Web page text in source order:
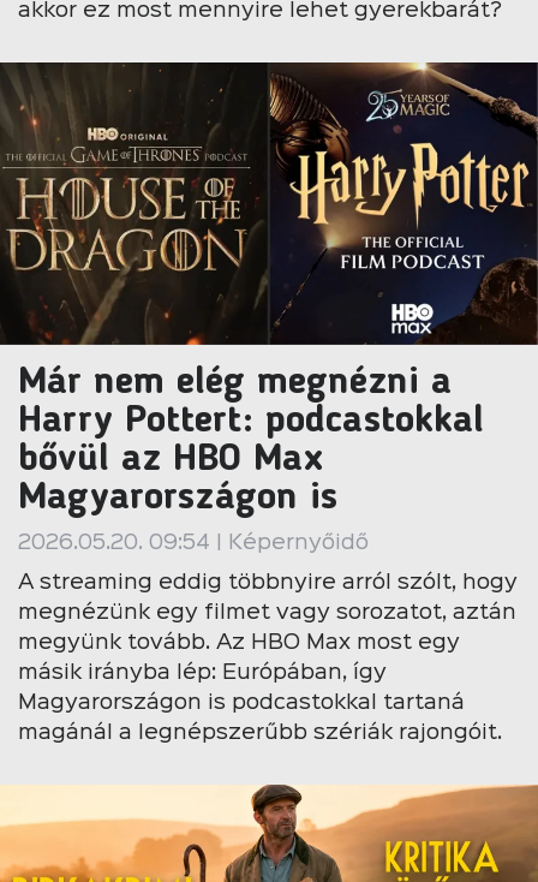
akkor ez most mennyire lehet gyerekbarát?
Már nem elég megnézni a
Harry Pottert: podcastokkal
bővül az HBO Max
Magyarországon is
2026.05.20. 09:54 | Képernyőidő
A streaming eddig többnyire arról szólt, hogy
megnézünk egy filmet vagy sorozatot, aztán
megyünk tovább. Az HBO Max most egy
másik irányba lép: Európában, így
Magyarországon is podcastokkal tartaná
magánál a legnépszerűbb szériák rajongóit.